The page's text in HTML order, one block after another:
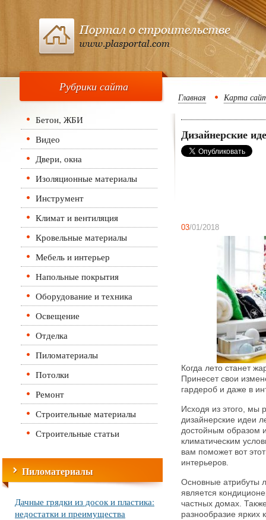
Рубрики сайта
Бетон, ЖБИ
Видео
Двери, окна
Изоляционные материалы
Инструмент
Климат и вентиляция
Кровельные материалы
Мебель и интерьер
Напольные покрытия
Оборудование и техника
Освещение
Отделка
Пиломатериалы
Потолки
Ремонт
Строительные материалы
Строительные статьи
Пиломатериалы
Дачные грядки из досок и пластика:
недостатки и преимущества
Главная Карта
Дизайнерские
03/01/2018
Когда лето станет
Принесет свои
гардероб и даже в
Исходя из этого, мы
дизайнерские идеи
достойным образом
климатическим
вам поможет вот
интерьеров.
Основные атрибуты
является
частных домах.
разнообразие ярких